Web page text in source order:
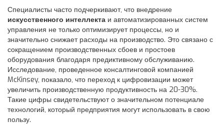
Специалисты часто подчеркивают, что внедрение
искусственного интеллекта и автоматизированных систем
управления не только оптимизирует процессы, но и
значительно снижает расходы на производство. Это связано с
сокращением производственных сбоев и простоев
оборудования благодаря предиктивному обслуживанию.
Исследование, проведенное консалтинговой компанией
McKinsey, показало, что переход к цифровизации может
увеличить производственную продуктивность на 20-30%.
Такие цифры свидетельствуют о значительном потенциале
технологий, который предприятия могут использовать в свою
пользу.